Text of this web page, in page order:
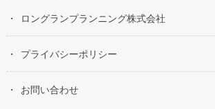
ロングランプランニング株式会社
プライバシーポリシー
お問い合わせ